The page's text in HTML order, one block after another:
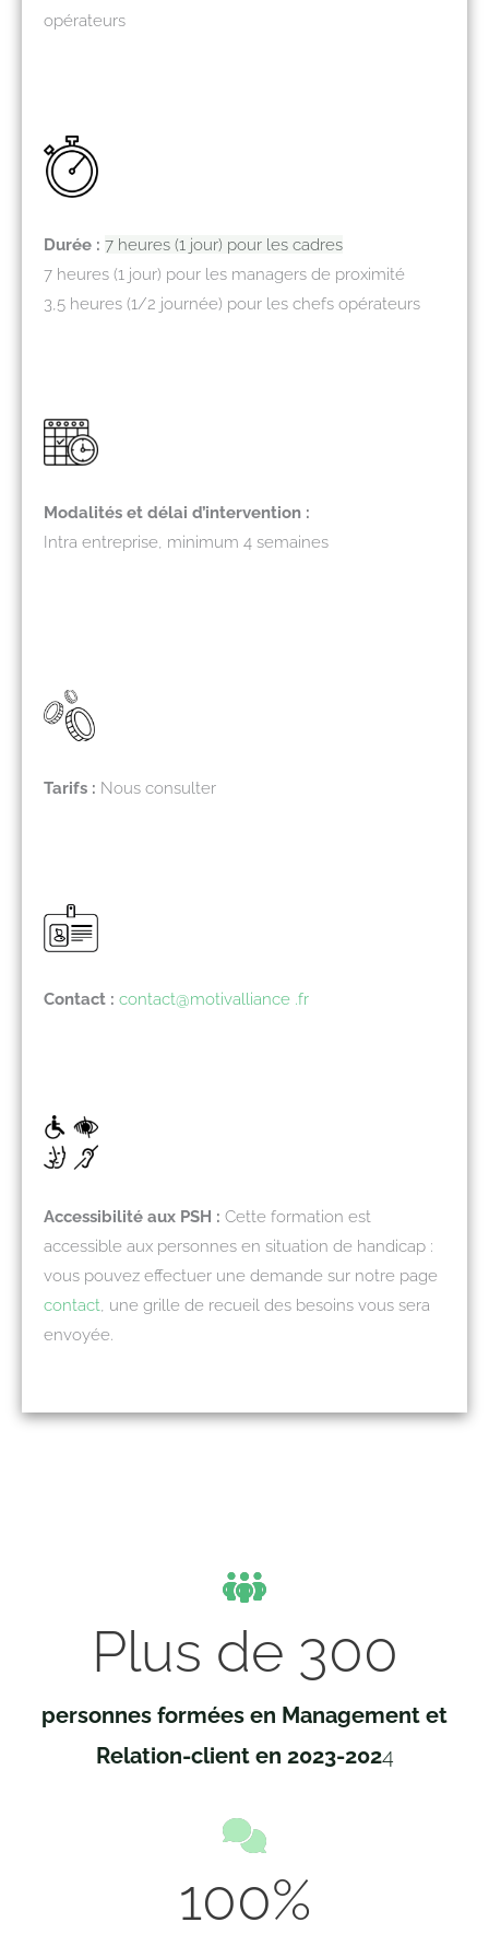
opérateurs
Durée : 7 heures (1 jour) pour les cadres
7 heures (1 jour) pour les managers de proximité
3,5 heures (1/2 journée) pour les chefs opérateurs
Modalités et délai d’intervention :
Intra entreprise, minimum 4 semaines
Tarifs : Nous consulter
Contact : contact@motivalliance .fr
Accessibilité aux PSH : Cette formation est
accessible aux personnes en situation de handicap :
vous pouvez effectuer une demande sur notre page
contact , une grille de recueil des besoins vous sera
envoyée.
Plus de 300
personnes formées en Management et
Relation-client en 2023-2024
100%